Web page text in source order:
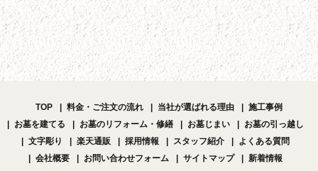
TOP 料金・ご注文の流れ 当社が選ばれる理由
施工事例
お墓を建てる
お墓のリフォーム・修繕 お墓じまい
お墓の引っ越し
文字彫り
楽天通販 採用情報 スタッフ紹介
よくある質問
会社概要
お問い合わせフォーム サイトマップ 新着情報